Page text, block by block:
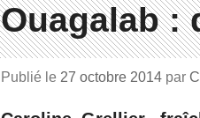
Ouagalab :
Publié le 27 octobre 2014 par